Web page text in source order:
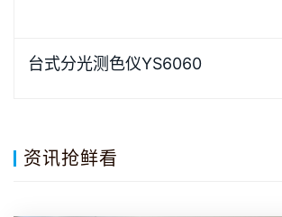
的国产台式光栅分光测色仪， TFT真彩
台式分光测色仪YS6060
资讯抢鲜看